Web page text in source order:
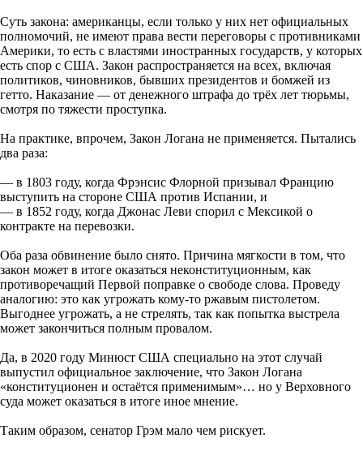
Суть закона: американцы, если только у них нет официальных
полномочий, не имеют права вести переговоры с противниками
Америки, то есть с властями иностранных государств, у которых
есть спор с США. Закон распространяется на всех, включая
политиков, чиновников, бывших президентов и бомжей из
гетто. Наказание — от денежного штрафа до трёх лет тюрьмы,
смотря по тяжести проступка.
На практике, впрочем, Закон Логана не применяется. Пытались
два раза:
— в 1803 году, когда Фрэнсис Флорной призывал Францию
выступить на стороне США против Испании, и
— в 1852 году, когда Джонас Леви спорил с Мексикой о
контракте на перевозки.
Оба раза обвинение было снято. Причина мягкости в том, что
закон может в итоге оказаться неконституционным, как
противоречащий Первой поправке о свободе слова. Проведу
аналогию: это как угрожать кому-то ржавым пистолетом.
Выгоднее угрожать, а не стрелять, так как попытка выстрела
может закончиться полным провалом.
Да, в 2020 году Минюст США специально на этот случай
выпустил официальное заключение, что Закон Логана
«конституционен и остаётся применимым»… но у Верховного
суда может оказаться в итоге иное мнение.
Таким образом, сенатор Грэм мало чем рискует.